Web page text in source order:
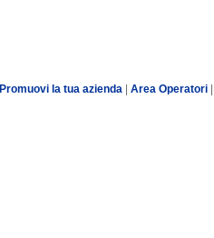
Promuovi la tua azienda Area Operatori